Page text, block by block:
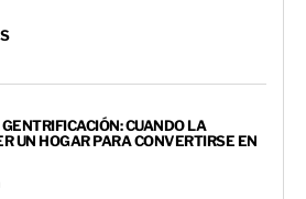
CUANDO LA
UN HOGAR PARA CONVERTIRSE EN